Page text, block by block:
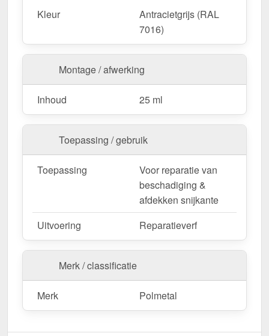
Kleur
Antracietgrijs (RAL
7016)
Montage / afwerking
Inhoud 25 ml
Toepassing / gebruik
Toepassing
Voor reparatie van
beschadiging &
afdekken snijkante
Uitvoering
Reparatieverf
Merk / classificatie
Merk Polmetal